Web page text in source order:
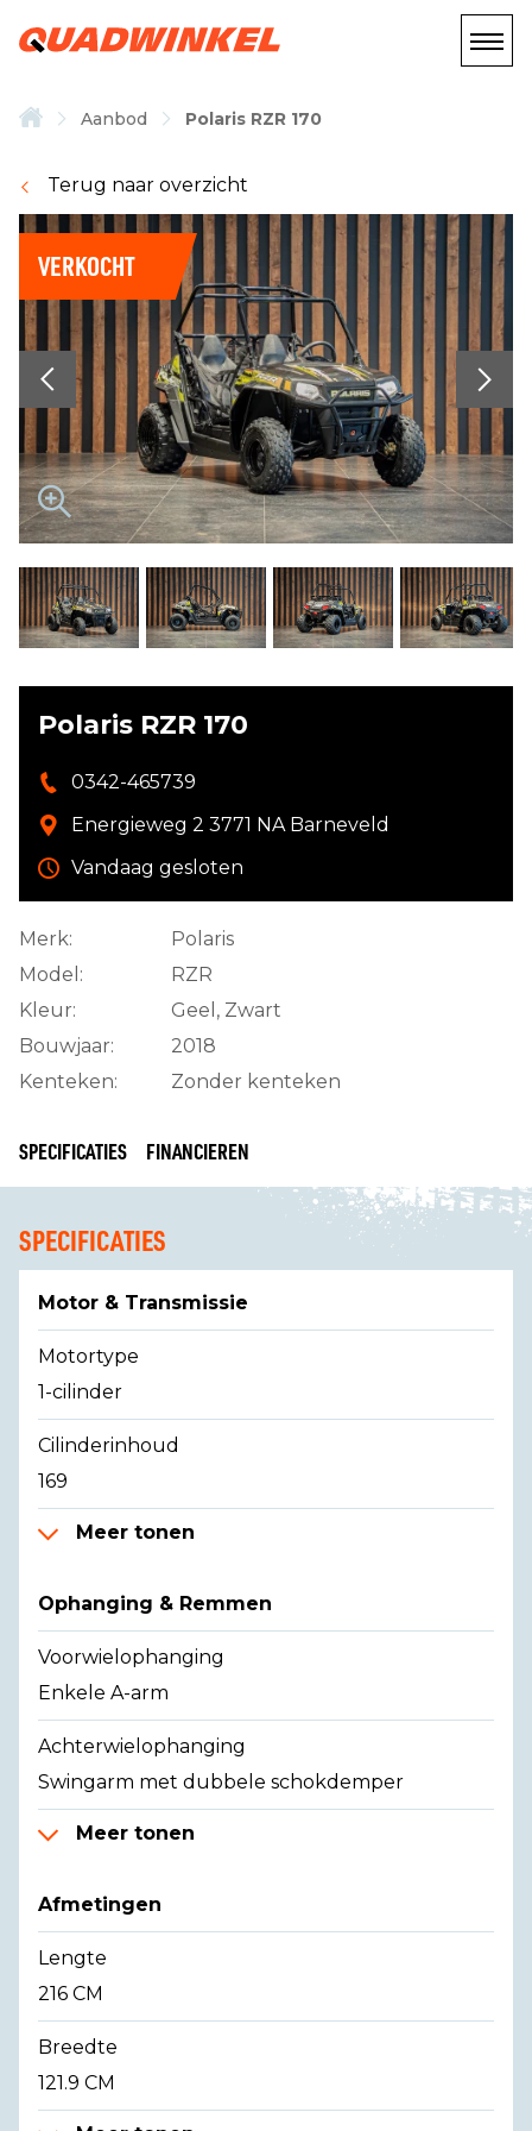
Aanbod Polaris RZR 170
Terug naar overzicht
VERKOCHT
Polaris RZR 170
0342-465739
Energieweg 2 3771 NA Barneveld
Vandaag gesloten
Merk:
Polaris
Model:
RZR
Kleur:
Geel, Zwart
Bouwjaar:
2018
Kenteken:
Zonder kenteken
SPECIFICATIES FINANCIEREN
SPECIFICATIES
Motor & Transmissie
Motortype
1-cilinder
Cilinderinhoud
169
Meer tonen
Ophanging & Remmen
Voorwielophanging
Enkele A-arm
Achterwielophanging
Swingarm met dubbele schokdemper
Meer tonen
Afmetingen
Lengte
216 CM
Breedte
121.9 CM